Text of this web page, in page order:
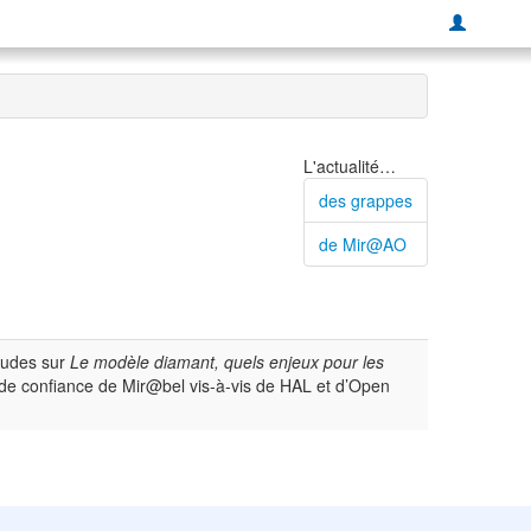
L'actualité…
des grappes
de Mir@AO
sur Le modèle diamant, quels enjeux pour les
confiance de Mir@bel vis-à-vis de HAL et d’Open